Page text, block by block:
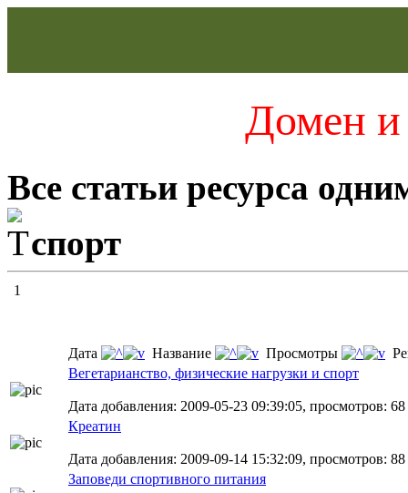
Домен и
Все статьи ресурса
спорт
1
Дата Название Просмотры
Вегетарианство, физические нагрузки и спорт
Дата добавления: 2009-05-23 09:39:05, просмотров: 68
Креатин
Дата добавления: 2009-09-14 15:32:09, просмотров: 88
Заповеди спортивного питания